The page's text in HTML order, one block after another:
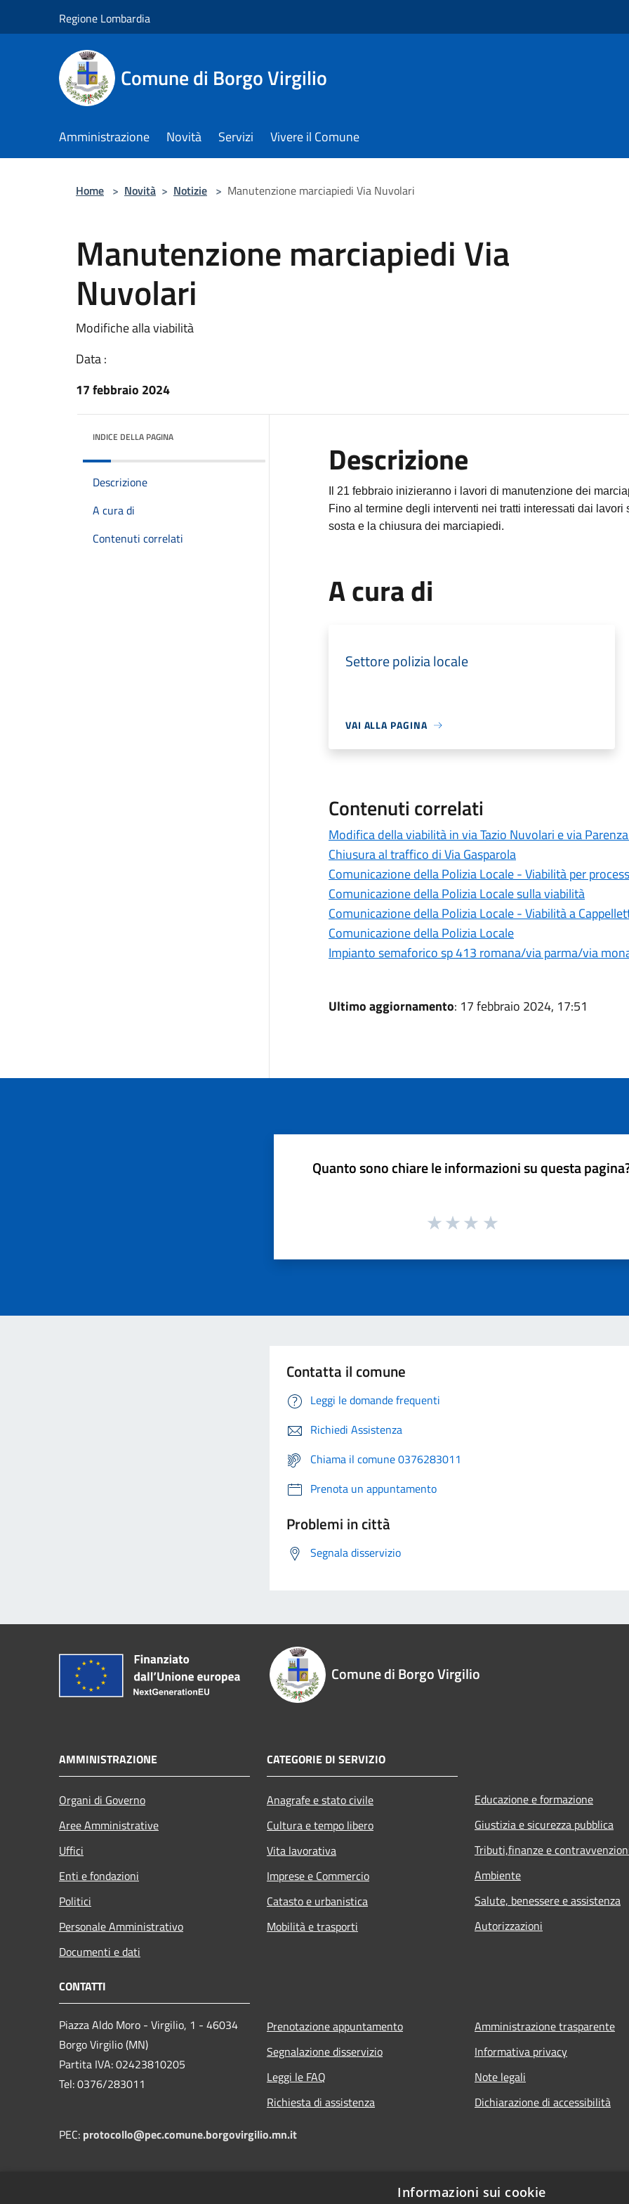
Regione Lombardia
Comune di Borgo Virgilio
Amministrazione Novità Servizi Vivere il Comune
Home > Novità > Notizie > Manutenzione marciapiedi Via Nuvolari
Manutenzione marciapiedi Via
Nuvolari
Modifiche alla viabilità
Data :
17 febbraio 2024
INDICE DELLA PAGINA
Descrizione
A cura di
Contenuti correlati
Descrizione
Il 21 febbraio inizieranno i lavori di manutenzione dei
Fino al termine degli interventi nei tratti interessati dai
sosta e la chiusura dei marciapiedi.
A cura di
Settore polizia locale
VAI ALLA PAGINA
Contenuti correlati
Modifica della viabilità in via Tazio Nuvolari e via
Chiusura al traffico di Via Gasparola
Comunicazione della Polizia Locale - Viabilità per
Comunicazione della Polizia Locale sulla viabilità
Comunicazione della Polizia Locale - Viabilità a
Comunicazione della Polizia Locale
Impianto semaforico sp 413 romana/via parma/via
Ultimo aggiornamento: 17 febbraio 2024, 17:51
Quanto sono chiare le informazioni su questa
Contatta il comune
Leggi le domande frequenti
Richiedi Assistenza
Chiama il comune 0376283011
Prenota un appuntamento
Problemi in città
Segnala disservizio
Comune di Borgo Virgilio
AMMINISTRAZIONE
Organi di Governo
Aree Amministrative
Uffici
Enti e fondazioni
Politici
Personale Amministrativo
Documenti e dati
CATEGORIE DI SERVIZIO
Anagrafe e stato civile
Cultura e tempo libero
Vita lavorativa
Imprese e Commercio
Catasto e urbanistica
Mobilità e trasporti
Educazione e formazione
Giustizia e sicurezza pubblica
Tributi,finanze e
Ambiente
Salute, benessere e assistenza
Autorizzazioni
CONTATTI
Piazza Aldo Moro - Virgilio, 1 - 46034
Borgo Virgilio (MN)
Partita IVA: 02423810205
Tel: 0376/283011
PEC: protocollo@pec.comune.borgovirgilio.mn.it
Prenotazione appuntamento
Segnalazione disservizio
Leggi le FAQ
Richiesta di assistenza
Amministrazione trasparente
Informativa privacy
Note legali
Dichiarazione di accessibilità
Informazioni sui cookie